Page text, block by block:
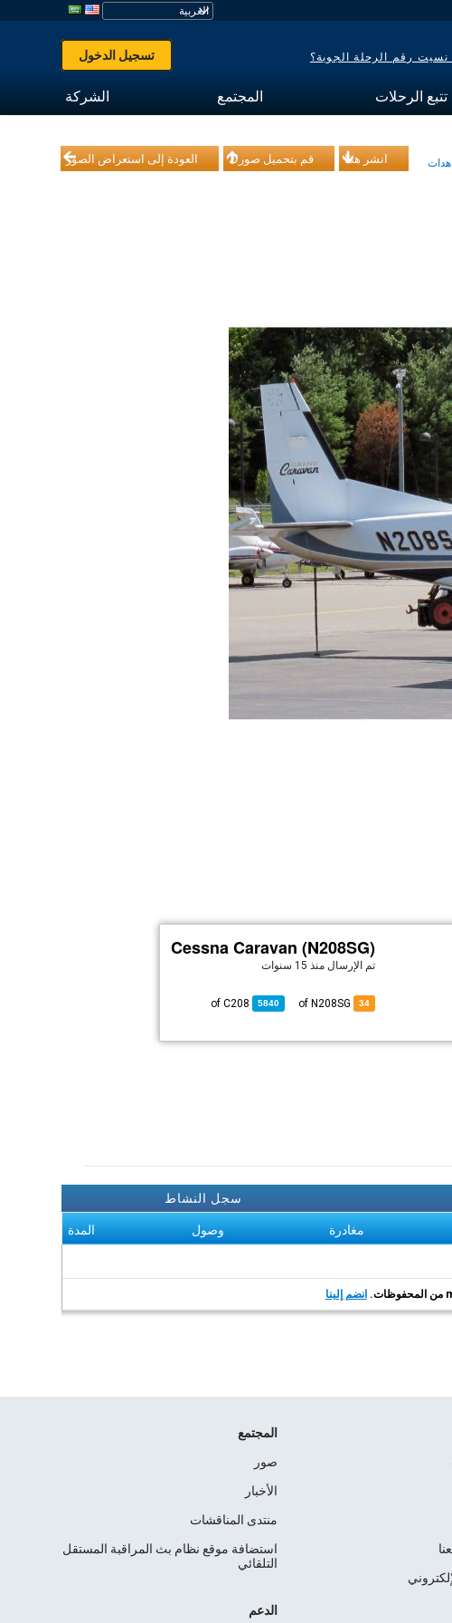
رقم الرحلة الجوية؟ تسجيل الدخول
تتبع الرحلات المجتمع الشركة
العودة إلى استعراض الصور قم بتحميل صورك انشر هذا
Cessna Caravan (N208SG)
تم الإرسال منذ 15 سنوات
34
5840
C208
سجل النشاط
مغادرة وصول المدة
انضم إلينا
المجتمع
صور
الأخبار
منتدى المناقشات
استضافة موقع نظام بث المراقبة المستقل
التلقائي
الدعم